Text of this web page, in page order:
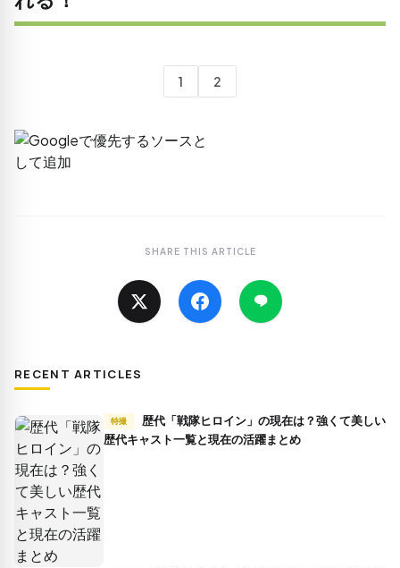
1 2
SHARE THIS ARTICLE
RECENT ARTICLES
特撮
歴代キャスト一覧と現在の活躍まとめ